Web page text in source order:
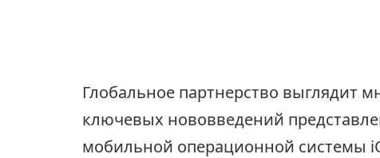
Глобальное партнерство
ключевых нововведений
мобильной операционной системы